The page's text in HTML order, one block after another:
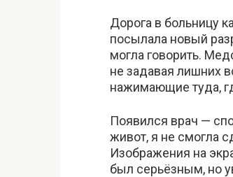
Дорога в больницу
посылала новый
могла говорить.
не задавая лишних
нажимающие туда,
Появился врач —
живот, я не смогла
Изображения на
был серьёзным, но